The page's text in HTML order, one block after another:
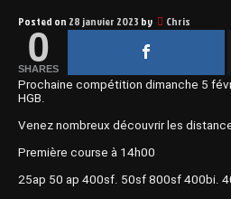
Posted on 28 janvier 2023 by Chris
0
SHARES
Prochaine compétition dimanche 5
HGB.
Venez nombreux découvrir les
Première course à 14h00
25ap 50 ap 400sf. 50sf 800sf 400bi.